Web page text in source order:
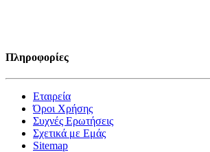
Πληροφορίες
Εταιρεία
Όροι Χρήσης
Συχνές Ερωτήσεις
Σχετικά με Εμάς
Sitemap